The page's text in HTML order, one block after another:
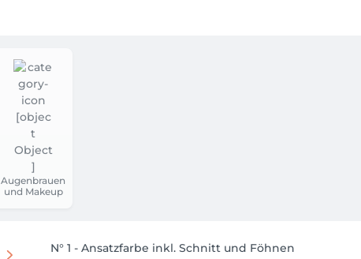
Augenbrauen
und Makeup
N° 1 - Ansatzfarbe inkl. Schnitt und Föhnen